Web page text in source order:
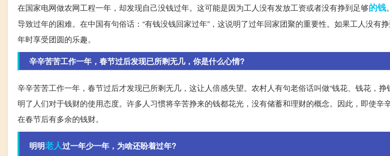
在国家电网做农网工程一年，却发现自己没钱过年。这可能是因为工人没有发放工资或者没有挣到足够的钱
导致过年的困难。在中国有句俗话：“有钱没钱回家过年”，这说明了过年回家团聚的重要性。如果工人没有
年时享受团圆的乐趣。
辛辛苦苦工作一年，春节过后发现已所剩无几，你是什么心情?
辛辛苦苦工作一年，春节过后才发现已所剩无几，这让人倍感失望。农村人有句老俗话叫做“钱花、钱花，挣
明了人们对于钱财的使用态度。许多人习惯将辛苦挣来的钱都花光，没有储蓄和理财的概念。因此，即使辛
在春节后有多余的钱财。
明明老人过一年少一年，为啥还盼着过年?